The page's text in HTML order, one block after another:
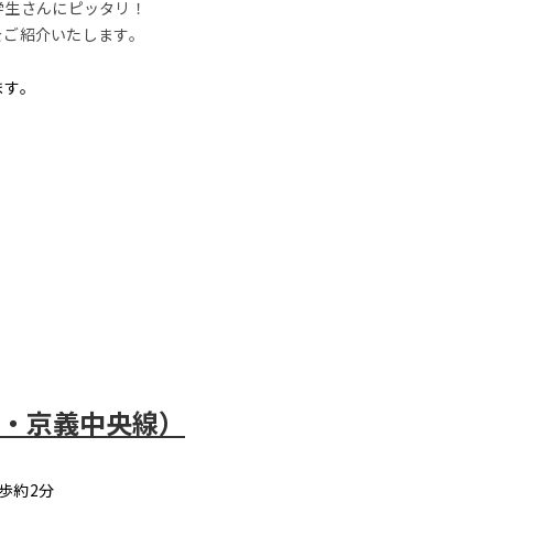
さんにピッタリ！
紹介いたします。
。
京義中央線）
約2分